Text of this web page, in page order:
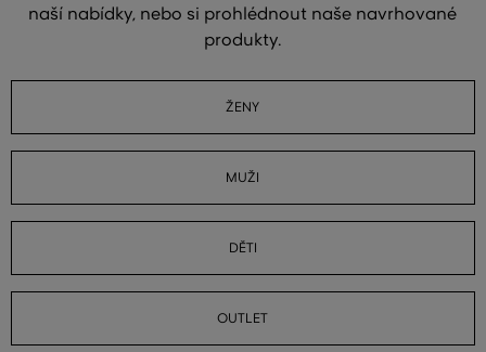
naší nabídky, nebo si prohlédnout naše navrhované
produkty.
ŽENY
MUŽI
DĚTI
OUTLET